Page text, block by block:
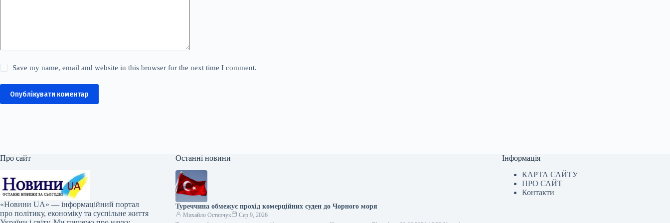
Save my name, email and website in this browser for the next time I comment.
Опублікувати коментар
Про сайт
«Новини UA» — інформаційний портал
про політику, економіку та суспільне життя
Останні новини
Туреччина обмежує прохід комерційних суден до Чорного моря
Михайло Остапчук
Сер 9, 2026
Інформація
КАРТА САЙТУ
ПРО САЙТ
Контакти